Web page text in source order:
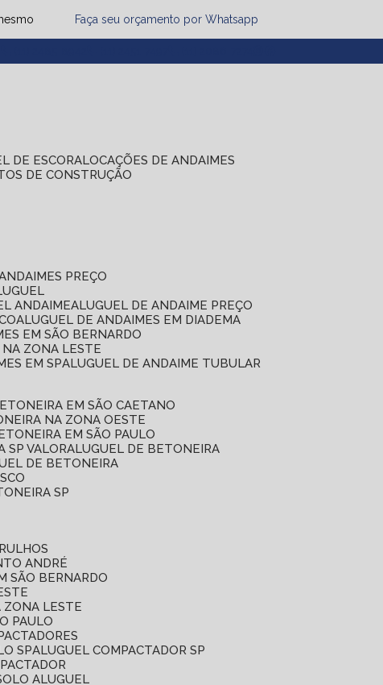
Faça seu orçamento por Whatsapp
DE ESCORA LOCAÇÕES DE ANDAIMES
DE CONSTRUÇÃO
PREÇO
ANDAIME ALUGUEL DE ANDAIME PREÇO
ALUGUEL DE ANDAIMES EM DIADEMA
EM SÃO BERNARDO
NA ZONA LESTE
EM SP ALUGUEL DE ANDAIME TUBULAR
EM SÃO CAETANO
NA ZONA OESTE
EM SÃO PAULO
SP VALOR ALUGUEL DE BETONEIRA
DE BETONEIRA
SP
ANDRÉ
SÃO BERNARDO
ZONA LESTE
PAULO
SP ALUGUEL COMPACTADOR SP
ALUGUEL